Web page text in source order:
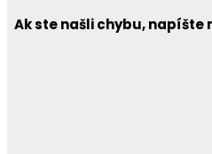
Ak ste našli chybu, napíšte